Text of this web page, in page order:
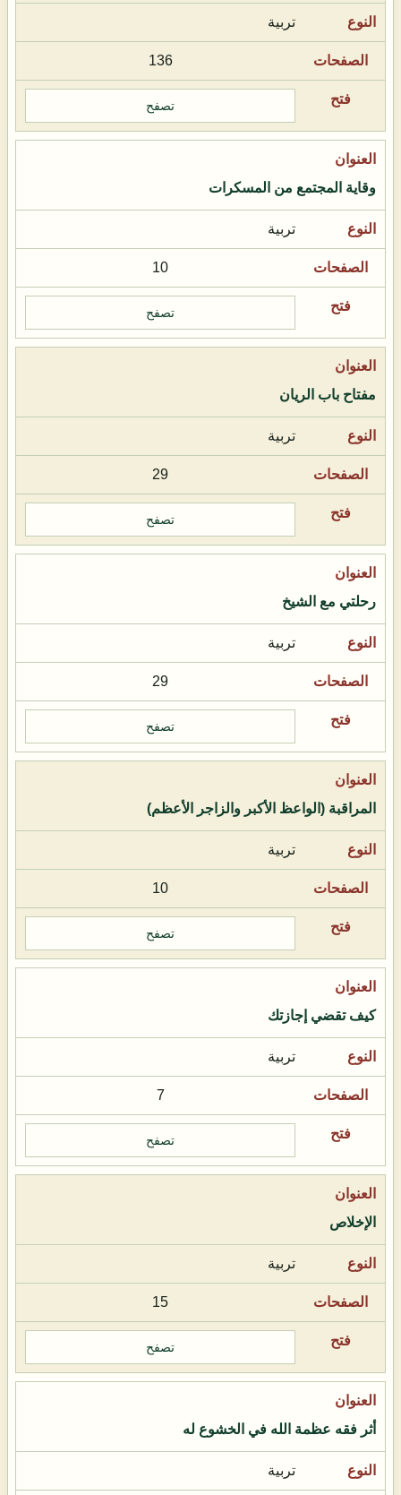
تربية
136
تصفح
وقاية المجتمع من المسكرات
تربية
10
تصفح
مفتاح باب الريان
تربية
29
تصفح
رحلتي مع الشيخ
تربية
29
تصفح
المراقبة (الواعظ الأكبر والزاجر الأعظم)
تربية
10
تصفح
كيف تقضي إجازتك
تربية
7
تصفح
الإخلاص
تربية
15
تصفح
أثر فقه عظمة الله في الخشوع له
تربية